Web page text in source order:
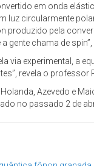
em onda
luz circularmente
produzido pela
gente chama de spin”,
via experimental, a
revela o professor
Azevedo e
no passado 2 de